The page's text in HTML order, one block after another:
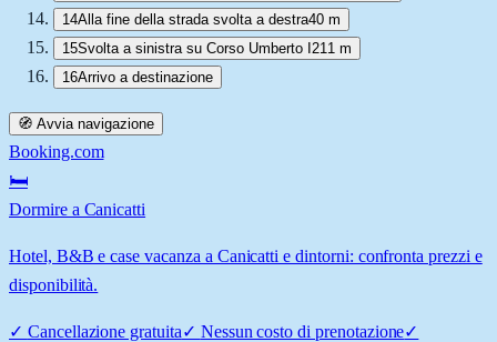
14Alla fine della strada svolta a destra40 m
15Svolta a sinistra su Corso Umberto I211 m
16Arrivo a destinazione
🧭 Avvia navigazione
Booking.com
🛏️
Dormire a Canicatti
Hotel, B&B e case vacanza a Canicatti e dintorni: confronta prezzi e
disponibilità.
✓ Cancellazione gratuita✓ Nessun costo di prenotazione✓